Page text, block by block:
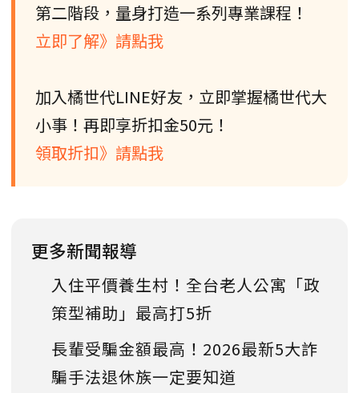
第二階段，量身打造一系列專業課程！
立即了解》請點我
加入橘世代LINE好友，立即掌握橘世代大
小事！再即享折扣金50元！
領取折扣》請點我
更多新聞報導
入住平價養生村！全台老人公寓「政
策型補助」最高打5折
長輩受騙金額最高！2026最新5大詐
騙手法退休族一定要知道